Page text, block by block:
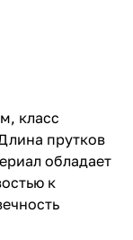
класс
прутков
обладает
к